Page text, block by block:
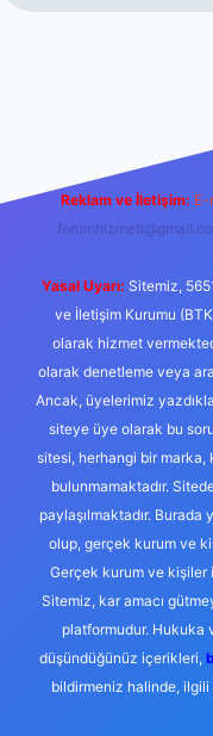
Reklam ve İletişim: E-
Yasal Uyarı: Sitemiz,
ve İletişim Kurumu
olarak hizmet
olarak denetleme veya
Ancak, üyelerimiz
siteye üye olarak bu
sitesi, herhangi bir marka,
bulunmamaktadır.
paylaşılmaktadır.
olup, gerçek kurum ve
Gerçek kurum ve kişiler
Sitemiz, kar amacı
platformudur. Hukuka
düşündüğünüz içerikleri,
bildirmeniz halinde,